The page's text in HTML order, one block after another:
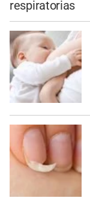
respiratorias